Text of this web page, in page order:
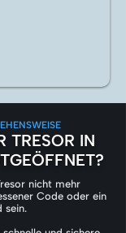
TRESOR IN
nicht mehr
Code oder ein
sein.